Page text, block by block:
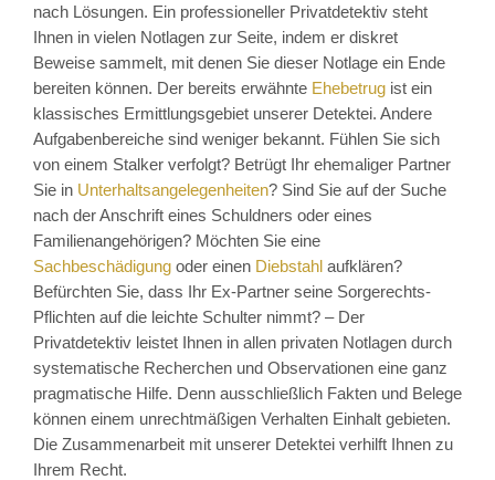
nach Lösungen. Ein professioneller Privatdetektiv steht
Ihnen in vielen Notlagen zur Seite, indem er diskret
Beweise sammelt, mit denen Sie dieser Notlage ein Ende
bereiten können. Der bereits erwähnte Ehebetrug ist ein
klassisches Ermittlungsgebiet unserer Detektei. Andere
Aufgabenbereiche sind weniger bekannt. Fühlen Sie sich
von einem Stalker verfolgt? Betrügt Ihr ehemaliger Partner
Sie in Unterhaltsangelegenheiten? Sind Sie auf der Suche
nach der Anschrift eines Schuldners oder eines
Familienangehörigen? Möchten Sie eine
Sachbeschädigung oder einen Diebstahl aufklären?
Befürchten Sie, dass Ihr Ex-Partner seine Sorgerechts-
Pflichten auf die leichte Schulter nimmt? – Der
Privatdetektiv leistet Ihnen in allen privaten Notlagen durch
systematische Recherchen und Observationen eine ganz
pragmatische Hilfe. Denn ausschließlich Fakten und Belege
können einem unrechtmäßigen Verhalten Einhalt gebieten.
Die Zusammenarbeit mit unserer Detektei verhilft Ihnen zu
Ihrem Recht.